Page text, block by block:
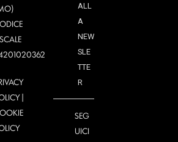
|
ALL
A
NEW
SLE
TTE
R
SEG
UICI